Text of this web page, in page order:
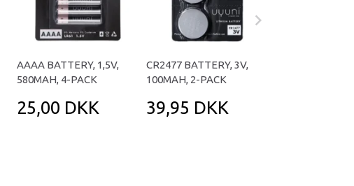
AAAA BATTERY, 1,5V,
580MAH, 4-PACK
25,00 DKK
CR2477 BATTERY, 3V,
100MAH, 2-PACK
39,95 DKK